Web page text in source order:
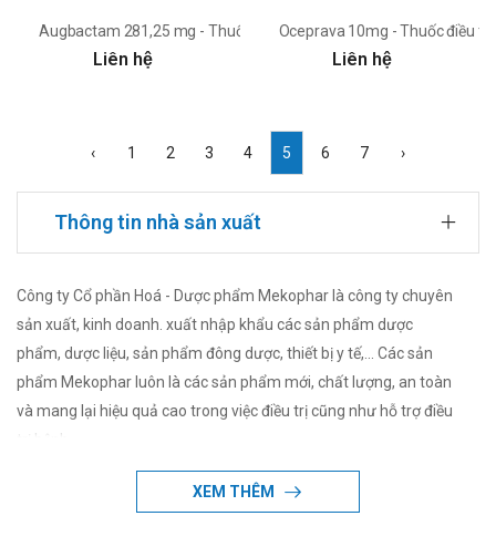
Augbactam 281,25 mg - Thuốc điều trị viêm, nhiễm trùng
Liên hệ
Oceprava 10mg - Thuốc điều
Liên hệ
‹ 1 2 3 4 5 6 7 ›
Thông tin nhà sản xuất
Công ty Cổ phần Hoá - Dược phẩm Mekophar là công ty chuyên
sản xuất, kinh doanh. xuất nhập khẩu các sản phẩm dược
phẩm, dược liệu, sản phẩm đông dược, thiết bị y tế,... Các sản
phẩm Mekophar luôn là các sản phẩm mới, chất lượng, an toàn
và mang lại hiệu quả cao trong việc điều trị cũng như hỗ trợ điều
trị bệnh.
XEM THÊM